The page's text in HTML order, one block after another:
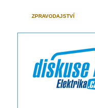
ZPRAVODAJSTVÍ